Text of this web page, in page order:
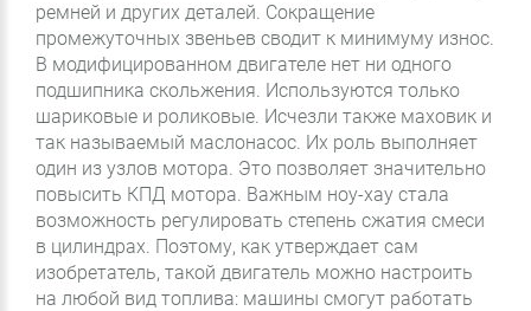
ремней и других деталей. Сокращение
промежуточных звеньев сводит к минимуму износ.
В модифицированном двигателе нет ни одного
подшипника скольжения. Используются только
шариковые и роликовые. Исчезли также маховик и
так называемый маслонасос. Их роль выполняет
один из узлов мотора. Это позволяет значительно
повысить КПД мотора. Важным ноу-хау стала
возможность регулировать степень сжатия смеси
в цилиндрах. Поэтому, как утверждает сам
изобретатель, такой двигатель можно настроить
на любой вид топлива: машины смогут работать